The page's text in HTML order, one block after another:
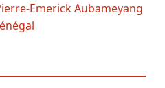
Emerick Aubameyang